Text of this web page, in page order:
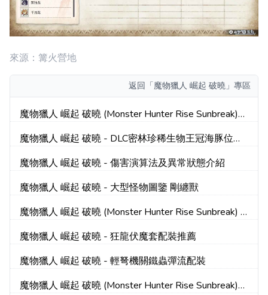
來源：篝火營地
返回 「魔物獵人 崛起 破曉」專區
魔物獵人 崛起 破曉 (Monster Hunter Rise Sunbreak)
魔物獵人 崛起 破曉 - DLC密林珍稀生物王冠海豚位置
魔物獵人 崛起 破曉 - 傷害演算法及異常狀態介紹
魔物獵人 崛起 破曉 - 大型怪物圖鑒 剛纏獸
魔物獵人 崛起 破曉 (Monster Hunter Rise Sunbreak) 5
魔物獵人 崛起 破曉 - 狂龍伏魔套配裝推薦
魔物獵人 崛起 破曉 - 輕弩機關鐵蟲彈流配裝
魔物獵人 崛起 破曉 (Monster Hunter Rise Sunbreak)